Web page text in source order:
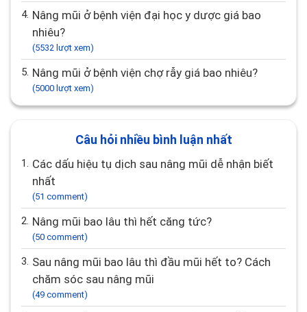
4. Nâng mũi ở bệnh viện đại học y dược giá bao
nhiêu?
(5532 lượt xem)
5. Nâng mũi ở bệnh viện chợ rẫy giá bao nhiêu?
(5000 lượt xem)
Câu hỏi nhiều bình luận nhất
1. Các dấu hiệu tụ dịch sau nâng mũi dễ nhận biết
nhất
(51 comment)
2. Nâng mũi bao lâu thì hết căng tức?
(50 comment)
3. Sau nâng mũi bao lâu thì đầu mũi hết to? Cách
chăm sóc sau nâng mũi
(49 comment)